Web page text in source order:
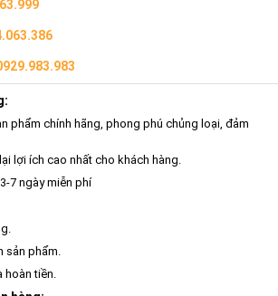
phẩm chính hãng, phong phú chủng loại, đảm
lợi ích cao nhất cho khách hàng.
7 ngày miễn phí
sản phẩm.
hoàn tiền.